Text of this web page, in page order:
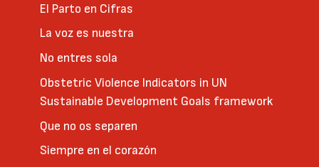
El Parto en Cifras
La voz es nuestra
No entres sola
Obstetric Violence Indicators in UN
Sustainable Development Goals framework
Que no os separen
Siempre en el corazón